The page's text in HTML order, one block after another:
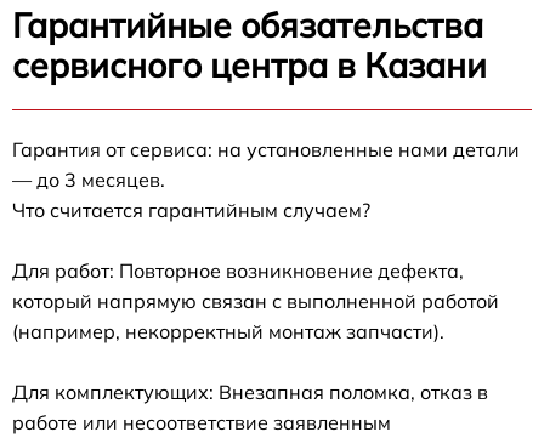
Гарантийные обязательства
сервисного центра в Казани
Гарантия от сервиса: на установленные нами детали
— до 3 месяцев.
Что считается гарантийным случаем?
Для работ: Повторное возникновение дефекта,
который напрямую связан с выполненной работой
(например, некорректный монтаж запчасти).
Для комплектующих: Внезапная поломка, отказ в
работе или несоответствие заявленным